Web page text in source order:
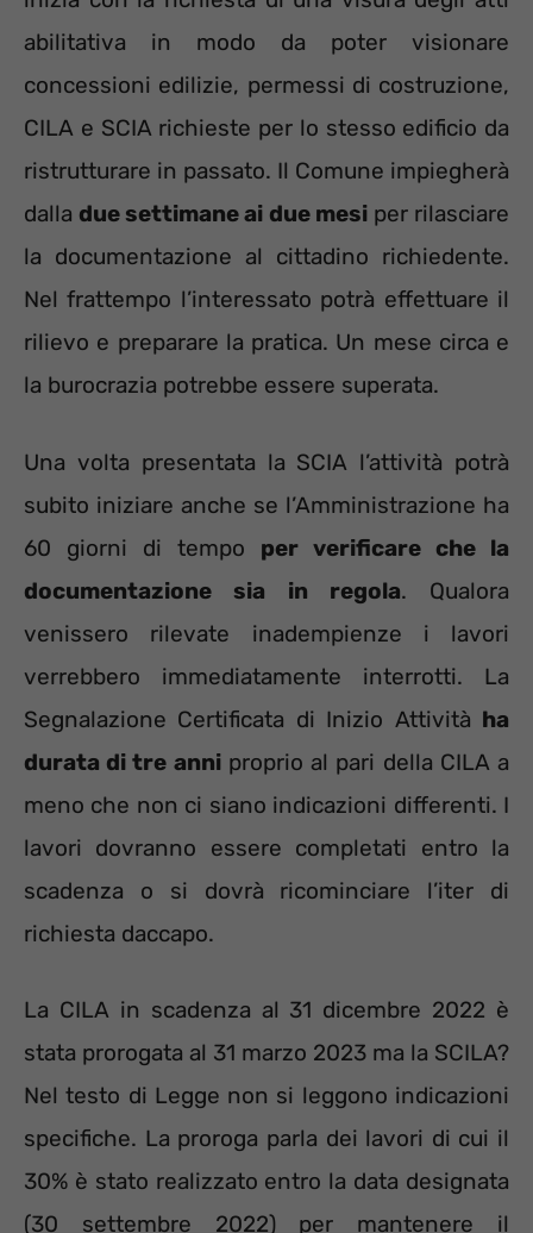
abilitativa in modo da poter visionare
concessioni edilizie, permessi di costruzione,
CILA e SCIA richieste per lo stesso edificio da
ristrutturare in passato. Il Comune impiegherà
dalla due settimane ai due mesiper rilasciare
la documentazione al cittadino richiedente.
Nel frattempo l’interessato potrà effettuare il
rilievo e preparare la pratica. Un mese circa e
la burocrazia potrebbe essere superata.
Una volta presentata la SCIA l’attività potrà
subito iniziare anche se l’Amministrazione ha
60 giorni di tempo per verificare che la
documentazione sia in regola. Qualora
venissero rilevate inadempienze i lavori
verrebbero immediatamente interrotti. La
Segnalazione Certificata di Inizio Attività ha
durata di tre anniproprio al pari della CILA a
meno che non ci siano indicazioni differenti. I
lavori dovranno essere completati entro la
scadenza o si dovrà ricominciare l’iter di
richiesta daccapo.
La CILA in scadenza al 31 dicembre 2022 è
stata prorogata al 31 marzo 2023 ma la SCILA?
Nel testo di Legge non si leggono indicazioni
specifiche. La proroga parla dei lavori di cui il
30% è stato realizzato entro la data designata
(30 settembre 2022) per mantenere il